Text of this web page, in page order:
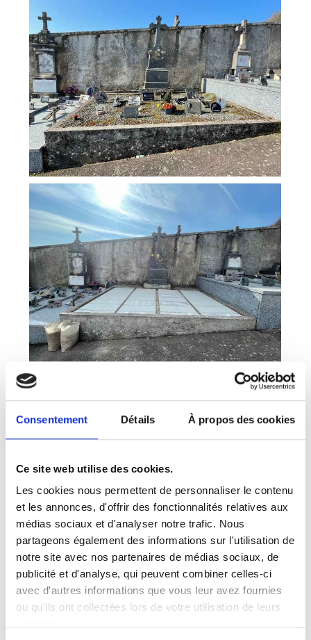
Consentement Détails À propos des cookies
Ce site web utilise des cookies.
Les cookies nous permettent de personnaliser le contenu
et les annonces, d'offrir des fonctionnalités relatives aux
médias sociaux et d'analyser notre trafic. Nous
partageons également des informations sur l'utilisation de
notre site avec nos partenaires de médias sociaux, de
publicité et d'analyse, qui peuvent combiner celles-ci
avec d'autres informations que vous leur avez fournies
ou qu'ils ont collectées lors de votre utilisation de leurs